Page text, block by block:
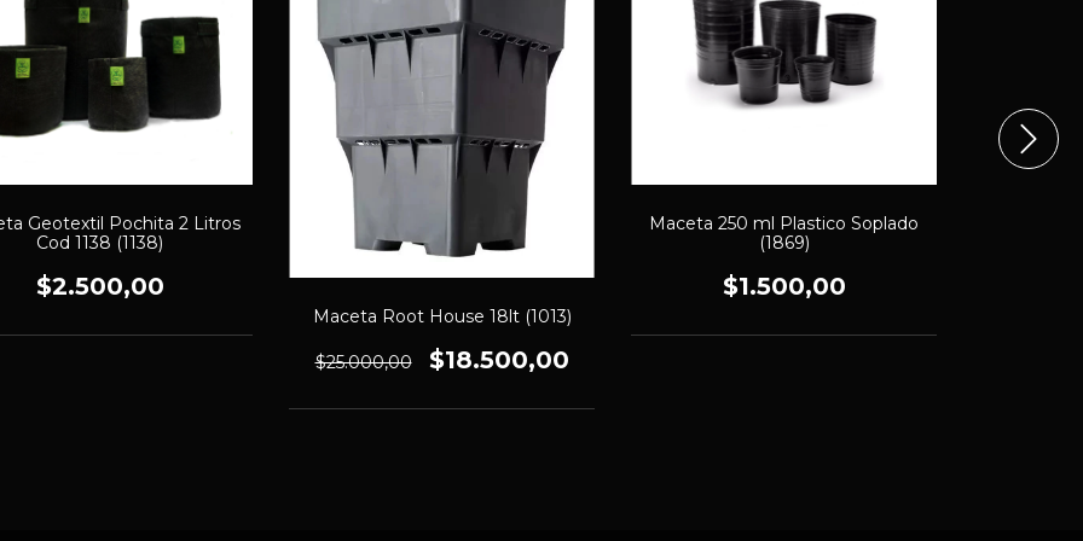
Geotextil Pochita 2 Litros
Cod 1138 (1138)
$2.500,00
Maceta Root House 18lt (1013)
$25.000,00 $18.500,00
Maceta 250 ml Plastico Soplado
(1869)
$1.500,00